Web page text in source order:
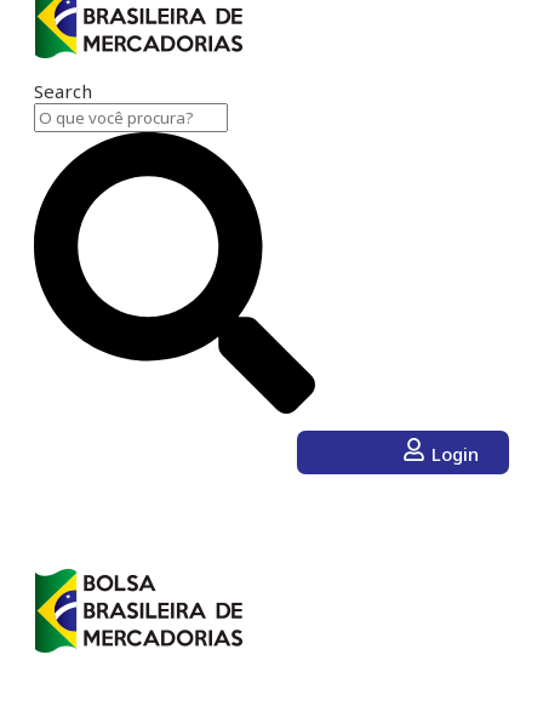
Search
Login